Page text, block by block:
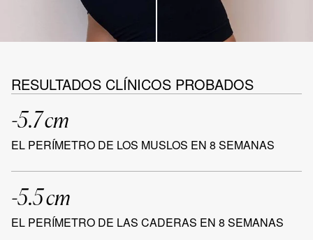
RESULTADOS CLÍNICOS PROBADOS
-5.7 cm
EL PERÍMETRO DE LOS MUSLOS EN 8 SEMANAS
-5.5 cm
EL PERÍMETRO DE LAS CADERAS EN 8 SEMANAS